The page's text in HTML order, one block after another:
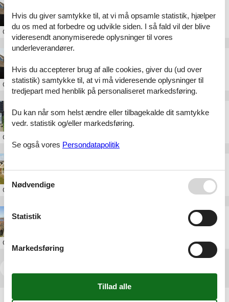
OmAssens
OmAssens
sommerhus næsvej assens
Om
OmAssens
Om
Artikeltyper
Hvis du giver samtykke til, at vi må opsamle statistik, hjælper
du os med at forbedre og udvikle siden. I så fald vil der blive
videresendt anonymiserede oplysninger til vores
underleverandører.
Hvis du accepterer brug af alle cookies, giver du (ud over
statistik) samtykke til, at vi må videresende oplysninger til
tredjepart med henblik på personaliseret markedsføring.
Du kan når som helst ændre eller tilbagekalde dit samtykke
vedr. statistik og/eller markedsføring.
Se også vores Persondatapolitik
Nødvendige
Statistik
Markedsføring